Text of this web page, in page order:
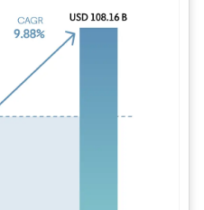
Bild © Mordor Intelligence.